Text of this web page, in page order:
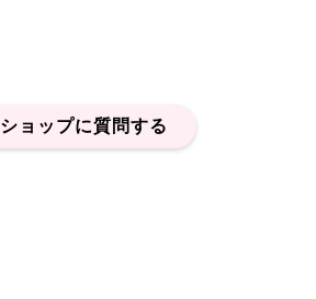
ショップに質問する